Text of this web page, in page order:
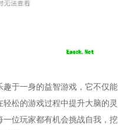
趣于一身的益智游戏，它不仅能
松的游戏过程中提升大脑的灵
位玩家都有机会挑战自我，挖